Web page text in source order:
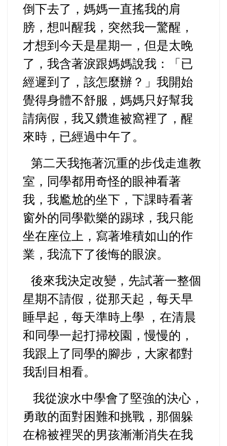
倒下去了，媽媽一直搖我的肩
膀，想叫醒我，突然我一驚醒，
才想到今天是星期一，但是太晚
了，我含著淚跟媽媽說我：「已
經遲到了，該怎麼辦？」我開始
覺得身體不舒服，媽媽只好幫我
請病假，我又鑽進被窩裡了，醒
來時，已經過中午了。
第二天我拖著沉重的步伐走進教
室，同學都用奇怪的眼神看著
我，我尷尬的坐下，下課時看著
窗外的同學歡樂的踢球，我只能
坐在座位上，寫著堆積如山的作
業，我流下了後悔的眼淚。
後來我決定改變，先試著一整個
星期不請假，從那天起，每天早
睡早起，每天準時上學 ，在清晨
和同學一起打掃校園，慢慢的，
我跟上了同學的腳步，大家都對
我刮目相看。
我從淚水中學會了堅強的決心，
勇敢的面對困難和挑戰，那個躲
在棉被裡哭的男孩漸漸消失在我